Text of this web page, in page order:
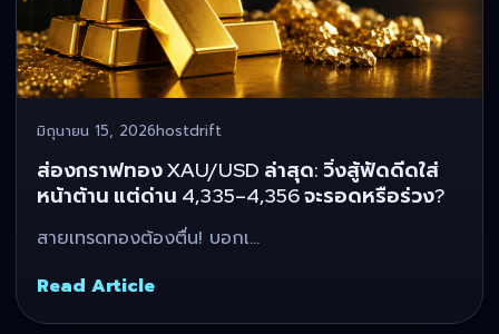
มิถุนายน 15, 2026hostdrift
ส่องกราฟทอง XAU/USD ล่าสุด: วิ่งสู้ฟัดดีดใส่
หน้าต้าน แต่ด่าน 4,335–4,356 จะรอดหรือร่วง?
สายเทรดทองต้องตื่น! บอกเ…
Read Article